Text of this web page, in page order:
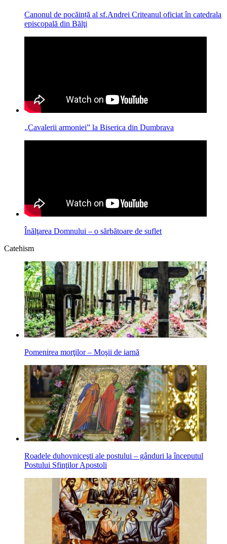
Canonul de pocăință al sf.Andrei Criteanul oficiat în catedrala
episcopală din Bălţi
„Cavalerii armoniei” la Biserica din Dumbrava
Înălţarea Domnului – o sărbătoare de suflet
Catehism
Pomenirea morţilor – Moşii de iarnă
Roadele duhovniceşti ale postului – gânduri la începutul
Postului Sfinţilor Apostoli